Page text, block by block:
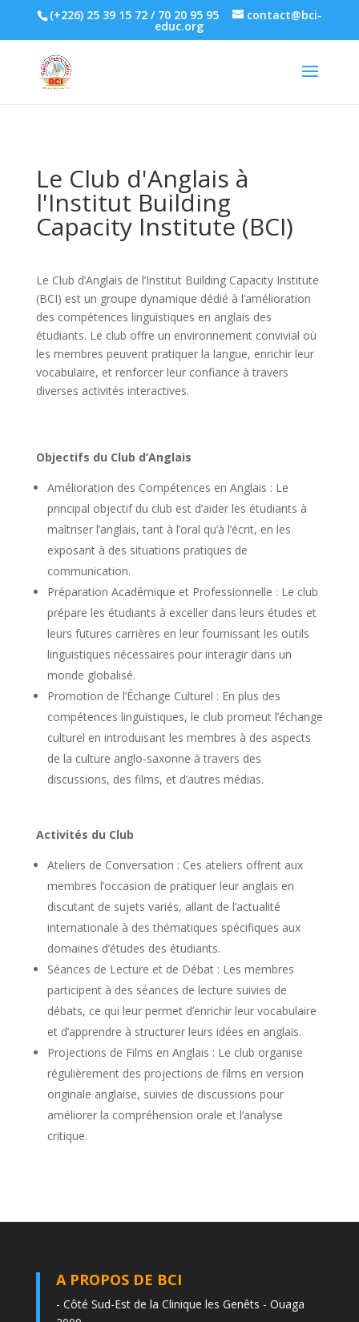
(+226) 25 39 15 72 / 70 20 95 95 contact@bci-
educ.org
Le Club d'Anglais à
l'Institut Building
Capacity Institute (BCI)
Le Club d’Anglais de l’Institut Building Capacity Institute
(BCI) est un groupe dynamique dédié à l’amélioration
des compétences linguistiques en anglais des
étudiants. Le club offre un environnement convivial où
les membres peuvent pratiquer la langue, enrichir leur
vocabulaire, et renforcer leur confiance à travers
diverses activités interactives.
Objectifs du Club d’Anglais
Amélioration des Compétences en Anglais : Le
principal objectif du club est d’aider les étudiants à
maîtriser l’anglais, tant à l’oral qu’à l’écrit, en les
exposant à des situations pratiques de
communication.
Préparation Académique et Professionnelle : Le club
prépare les étudiants à exceller dans leurs études et
leurs futures carrières en leur fournissant les outils
linguistiques nécessaires pour interagir dans un
monde globalisé.
Promotion de l’Échange Culturel : En plus des
compétences linguistiques, le club promeut l’échange
culturel en introduisant les membres à des aspects
de la culture anglo-saxonne à travers des
discussions, des films, et d’autres médias.
Activités du Club
Ateliers de Conversation : Ces ateliers offrent aux
membres l’occasion de pratiquer leur anglais en
discutant de sujets variés, allant de l’actualité
internationale à des thématiques spécifiques aux
domaines d’études des étudiants.
Séances de Lecture et de Débat : Les membres
participent à des séances de lecture suivies de
débats, ce qui leur permet d’enrichir leur vocabulaire
et d’apprendre à structurer leurs idées en anglais.
Projections de Films en Anglais : Le club organise
régulièrement des projections de films en version
originale anglaise, suivies de discussions pour
améliorer la compréhension orale et l’analyse
critique.
A PROPOS DE BCI
- Côté Sud-Est de la Clinique les Genêts - Ouaga